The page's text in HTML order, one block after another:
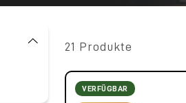
21 Produkte
VERFÜGBAR